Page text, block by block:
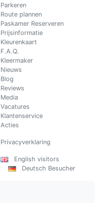
Parkeren
Route plannen
Paskamer Reserveren
Prijsinformatie
Kleurenkaart
F.A.Q.
Kleermaker
Nieuws
Blog
Reviews
Media
Vacatures
Klantenservice
Acties
Privacyverklaring
English visitors
Deutsch Besucher